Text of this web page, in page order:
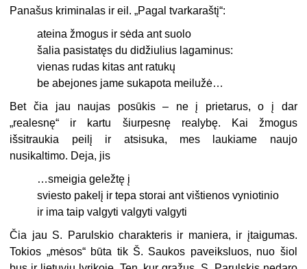
Panašus kriminalas ir eil. „Pagal tvarka­raštį“:
ateina žmogus ir sėda ant suolo
šalia pasistatęs du didžiulius lagaminus:
vienas rudas kitas ant ratukų
be abejones jame sukapota meilužė…
Bet čia jau naujas posūkis – ne į prieta­rus, o į dar
„realesnę“ ir kartu šiurpesnę realybę. Kai žmogus
išsitraukia peilį ir at­sisuka, mes laukiame naujo
nusikaltimo. Deja, jis
…smeigia geležtę į
sviesto pakelį ir tepa storai ant vištienos vyniotinio
ir ima taip valgyti valgyti valgyti
Čia jau S. Parulskio charakteris ir maniera, ir įtaigumas.
Tokios „mėsos“ būta tik Š. Saukos paveiksluos, nuo šiol